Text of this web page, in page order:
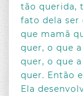
tão querida,
fato dela ser
que mamã
quer, o que
quer, o que
quer. Então
Ela